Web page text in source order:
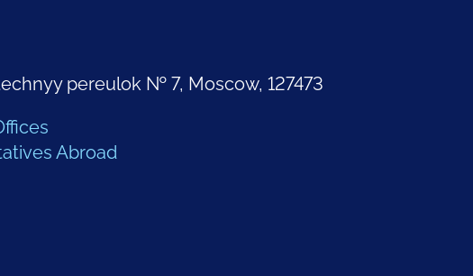
pereulok № 7, Moscow, 127473
Abroad